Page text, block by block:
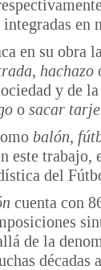
en
en su obra
, hachazo
y de
o sacar
balón,
este trabajo,
del
cuenta con
de la
décadas